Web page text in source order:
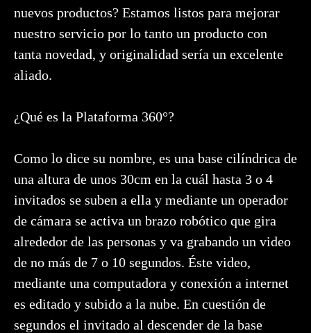
nuevos productos? Estamos listos para mejorar
nuestro servicio por lo tanto un producto con
tanta novedad, y originalidad sería un excelente
aliado.
¿Qué es la Plataforma 360°?
Como lo dice su nombre, es una base cilíndrica de
una altura de unos 30cm en la cuál hasta 3 o 4
invitados se suben a ella y mediante un operador
de cámara se activa un brazo robótico que gira
alrededor de las personas y va grabando un video
de no más de 7 o 10 segundos. Éste video,
mediante una computadora y conexión a internet
es editado y subido a la nube. En cuestión de
segundos el invitado al descender de la base